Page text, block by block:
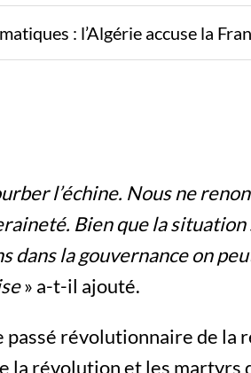
: l’Algérie accuse la
l’échine. Nous ne
Bien que la
dans la gouvernance on
» a-t-il ajouté.
révolutionnaire de la
la révolution et les martyrs